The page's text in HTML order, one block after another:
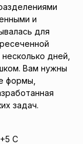
и
для
дней,
Вам нужны
формы,
задач.
С